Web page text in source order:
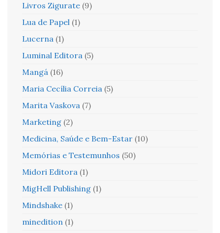
Livros Zigurate (9)
Lua de Papel (1)
Lucerna (1)
Luminal Editora (5)
Mangá (16)
Maria Cecília Correia (5)
Marita Vaskova (7)
Marketing (2)
Medicina, Saúde e Bem-Estar (10)
Memórias e Testemunhos (50)
Midori Editora (1)
MigHell Publishing (1)
Mindshake (1)
minedition (1)